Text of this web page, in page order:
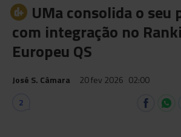
UMa consolida o seu
com integração no
Europeu QS
José S. Câmara 20 fev 2026 02:00
2